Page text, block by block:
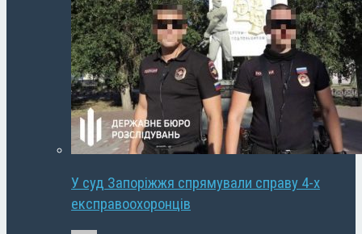
У суд Запоріжжя спрямували справу 4-х
експравоохоронців